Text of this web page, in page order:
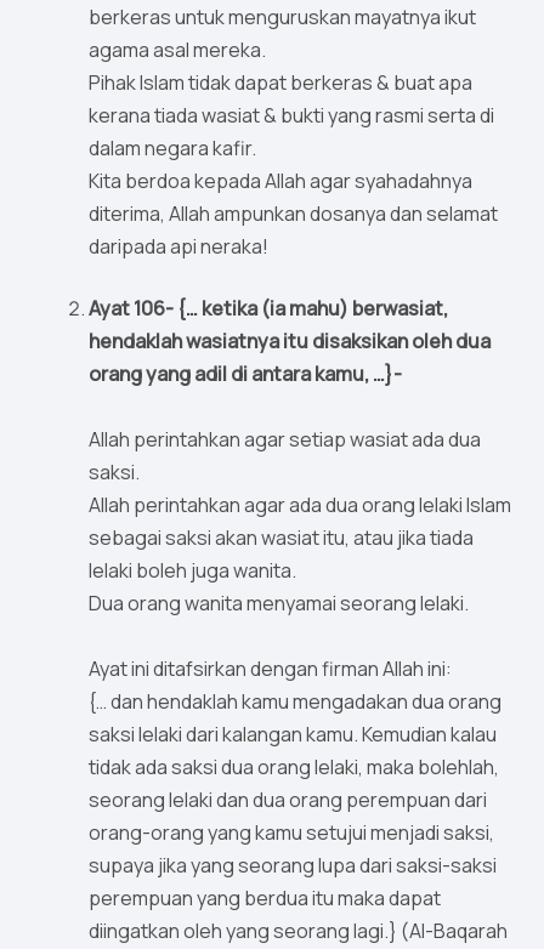
berkeras untuk menguruskan mayatnya ikut
agama asal mereka.
Pihak Islam tidak dapat berkeras & buat apa
kerana tiada wasiat & bukti yang rasmi serta di
dalam negara kafir.
Kita berdoa kepada Allah agar syahadahnya
diterima, Allah ampunkan dosanya dan selamat
daripada api neraka!
Ayat 106- {… ketika (ia mahu) berwasiat,
hendaklah wasiatnya itu disaksikan oleh dua
orang yang adil di antara kamu, …}-
Allah perintahkan agar setiap wasiat ada dua
saksi.
Allah perintahkan agar ada dua orang lelaki Islam
sebagai saksi akan wasiat itu, atau jika tiada
lelaki boleh juga wanita.
Dua orang wanita menyamai seorang lelaki.
Ayat ini ditafsirkan dengan firman Allah ini:
{… dan hendaklah kamu mengadakan dua orang
saksi lelaki dari kalangan kamu. Kemudian kalau
tidak ada saksi dua orang lelaki, maka bolehlah,
seorang lelaki dan dua orang perempuan dari
orang-orang yang kamu setujui menjadi saksi,
supaya jika yang seorang lupa dari saksi-saksi
perempuan yang berdua itu maka dapat
diingatkan oleh yang seorang lagi.} (Al-Baqarah